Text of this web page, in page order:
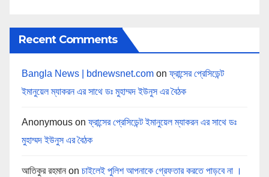
Recent Comments
Bangla News | bdnewsnet.com onফ্রান্সের প্রেসিডেন্ট
ইমানুয়েল ম্যাকরন এর সাথে ডঃ মুহাম্মদ ইউনুস এর বৈঠক
Anonymous onফ্রান্সের প্রেসিডেন্ট ইমানুয়েল ম্যাকরন এর সাথে ডঃ
মুহাম্মদ ইউনুস এর বৈঠক
আতিকুর রহমান on চাইলেই পুলিশ আপনাকে গ্রেফতার করতে পাড়বে না ।